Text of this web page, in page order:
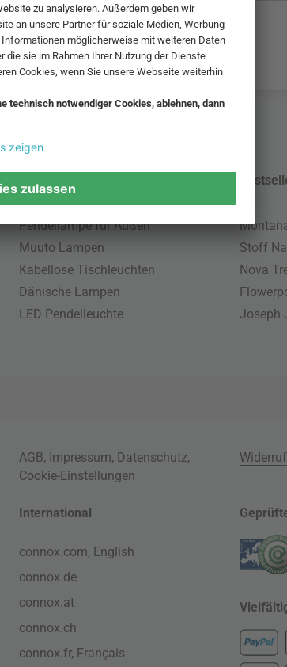
Beliebte Leuchten
Pendellampe für Außen
Muuto Lampen
Kabellose Tischleuchten
Dänische Lampen
LED Pendelleuchte
Stoff
Nova
Joseph
AGB, Impressum, Datenschutz,
Cookie-Einstellungen
International
connox.com, English
connox.de
connox.at
connox.ch
connox.fr, Français